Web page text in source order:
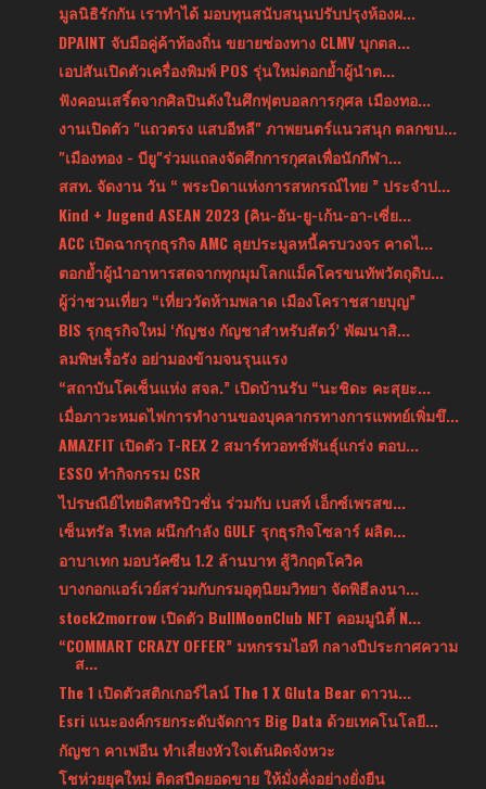
มูลนิธิรักกัน เราทำได้ มอบทุนสนับสนุนปรับปรุงห้องผ...
DPAINT จับมือคู่ค้าท้องถิ่น ขยายช่องทาง CLMV บุกตล...
เอปสันเปิดตัวเครื่องพิมพ์ POS รุ่นใหม่ตอกย้ำผู้นำต...
ฟังคอนเสริ์ตจากศิลปินดังในศึกฟุตบอลการกุศล เมืองทอ...
งานเปิดตัว "แถวตรง แสบอีหลี" ภาพยนตร์แนวสนุก ตลกขบ...
"เมืองทอง - บียู"ร่วมแถลงจัดศึกการกุศลเพื่อนักกีฬา...
สสท. จัดงาน วัน “ พระบิดาแห่งการสหกรณ์ไทย ” ประจำป...
Kind + Jugend ASEAN 2023 (คิน-อัน-ยู-เก้น-อา-เซี่ย...
ACC เปิดฉากรุกธุรกิจ AMC ลุยประมูลหนี้ครบวงจร คาดไ...
ตอกย้ำผู้นำอาหารสดจากทุกมุมโลกแม็คโครขนทัพวัตถุดิบ...
ผู้ว่าชวนเที่ยว “เที่ยววัดห้ามพลาด เมืองโคราชสายบุญ”
BIS รุกธุรกิจใหม่ ‘กัญชง กัญชาสำหรับสัตว์’ พัฒนาสิ...
ลมพิษเรื้อรัง อย่ามองข้ามจนรุนแรง
“สถาบันโคเซ็นแห่ง สจล.” เปิดบ้านรับ “นะชิดะ คะสุยะ...
เมื่อภาวะหมดไฟการทำงานของบุคลากรทางการแพทย์เพิ่มขึ...
AMAZFIT เปิดตัว T-REX 2 สมาร์ทวอทช์พันธุ์แกร่ง ตอบ...
ESSO ทำกิจกรรม CSR
ไปรษณีย์ไทยดิสทริบิวชั่น ร่วมกับ เบสท์ เอ็กซ์เพรสข...
เซ็นทรัล รีเทล ผนึกกำลัง GULF รุกธุรกิจโซลาร์ ผลิต...
อาบาเทก มอบวัคซีน 1.2 ล้านบาท สู้วิกฤตโควิค
บางกอกแอร์เวย์สร่วมกับกรมอุตุนิยมวิทยา จัดพิธีลงนา...
stock2morrow เปิดตัว BulIMoonClub NFT คอมมูนิตี้ N...
“COMMART CRAZY OFFER” มหกรรมไอที กลางปีประกาศความ
ส...
The 1 เปิดตัวสติกเกอร์ไลน์ The 1 X Gluta Bear ดาวน...
Esri แนะองค์กรยกระดับจัดการ Big Data ด้วยเทคโนโลยี...
กัญชา คาเฟอีน ทำเสี่ยงหัวใจเต้นผิดจังหวะ
โชห่วยยุคใหม่ ติดสปีดยอดขาย ให้มั่งคั่งอย่างยั่งยืน